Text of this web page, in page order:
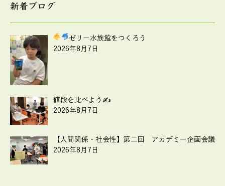
新着ブログ
ゼリー水族館をつくろう
2026年8月7日
値段を比べよう✍
2026年8月7日
【人間関係・社会性】第二回 アカデミー企画会議
2026年8月7日